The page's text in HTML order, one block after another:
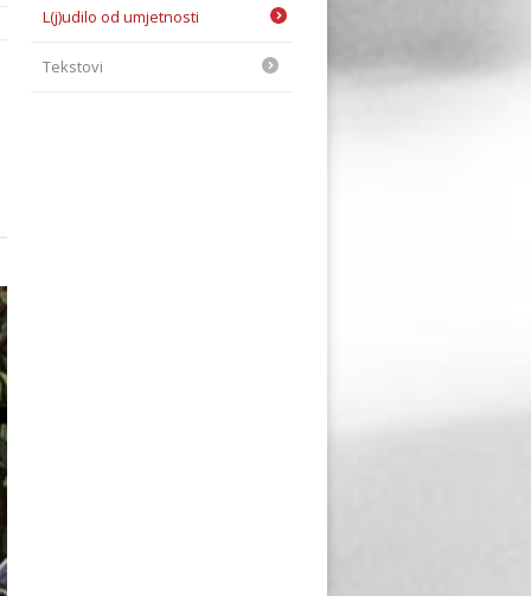
L(j)udilo od umjetnosti
Tekstovi